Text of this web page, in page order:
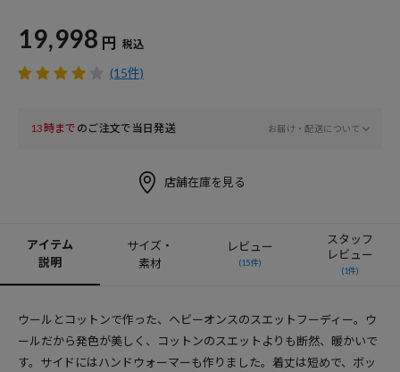
19,998 円 税込
(15件)
13時まで のご注文で当日発送 お届け・配送について
店舗在庫を見る
アイテム
説明
サイズ・
素材
レビュー
(15件)
スタッフ
レビュー
(1件)
ウールとコットンで作った、ヘビーオンスのスエットフーディー。ウ
ールだから発色が美しく、コットンのスエットよりも断然、暖かいで
す。サイドにはハンドウォーマーも作りました。着丈は短めで、ボッ